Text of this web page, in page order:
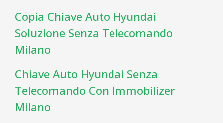
Copia Chiave Auto Hyundai
Soluzione Senza Telecomando
Milano
Chiave Auto Hyundai Senza
Telecomando Con Immobilizer
Milano